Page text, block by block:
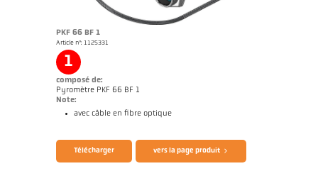
PKF 66 BF 1
Article n°: 1125331
1
composé de:
Pyromètre PKF 66 BF 1
Note:
avec câble en fibre optique
Télécharger vers la page produit